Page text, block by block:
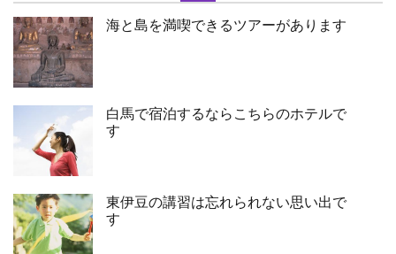
海と島を満喫できるツアーがあります
白馬で宿泊するならこちらのホテルで
す
東伊豆の講習は忘れられない思い出で
す